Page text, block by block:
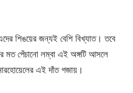
শিঙয়ের জন্যই বেশি বিখ্যাত। তবে
মত পেঁচানো লম্বা এই অঙ্গটি আসলে
এই দাঁত গজায়।